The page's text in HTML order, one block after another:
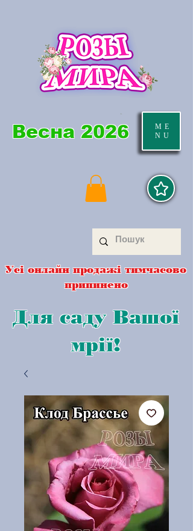
ME
NU
Весна 2026
Усі онлайн продажі тимчасово
припинено
Для саду Вашої
мрії!